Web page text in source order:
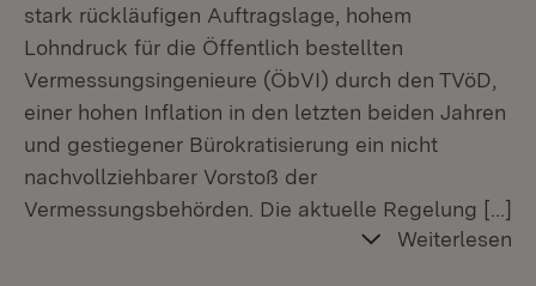
stark rückläufigen Auftragslage, hohem
Lohndruck für die Öffentlich bestellten
Vermessungsingenieure (ÖbVI) durch den TVöD,
einer hohen Inflation in den letzten beiden Jahren
und gestiegener Bürokratisierung ein nicht
nachvollziehbarer Vorstoß der
Vermessungsbehörden. Die aktuelle Regelung […]
Weiterlesen